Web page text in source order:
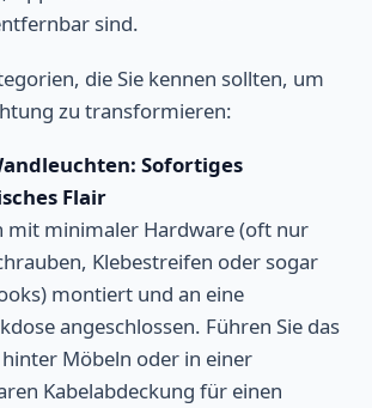
sind.
die Sie kennen sollten, um
zu transformieren:
Sofortiges
Flair
mit minimaler Hardware (oft nur
Klebestreifen oder sogar
montiert und an eine
angeschlossen. Führen Sie das
Möbeln oder in einer
Kabelabdeckung für einen